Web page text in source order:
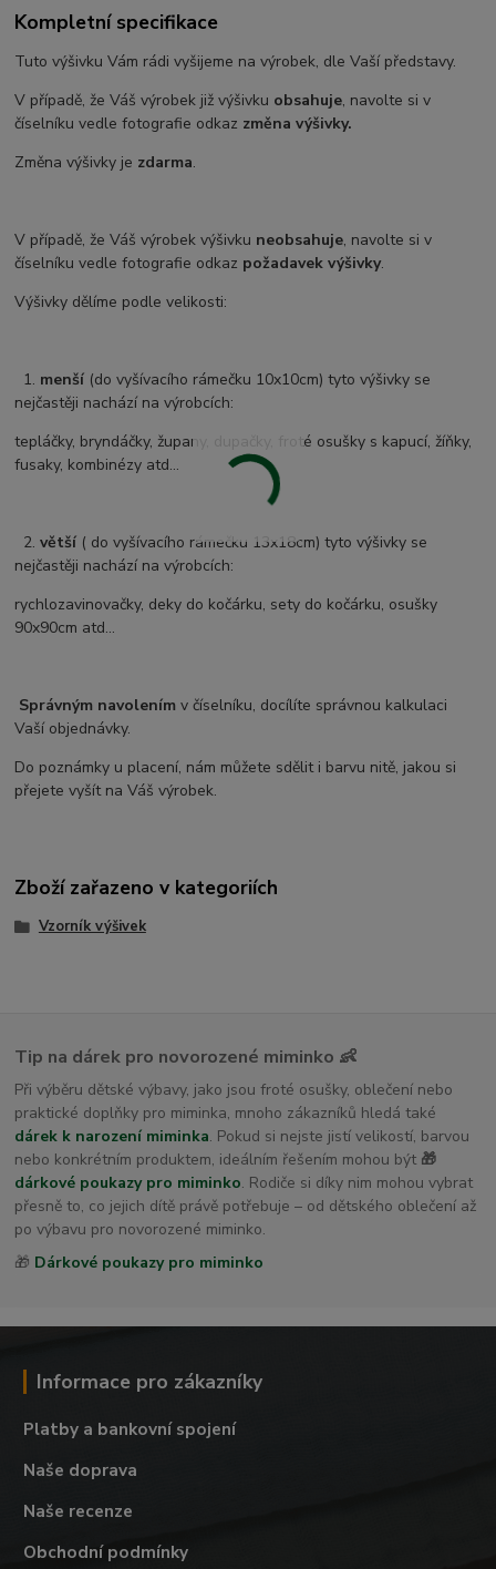
Kompletní specifikace
Tuto výšivku Vám rádi vyšijeme na výrobek, dle Vaší představy.
V případě, že Váš výrobek již výšivku obsahuje, navolte si v
číselníku vedle fotografie odkaz změna výšivky.
Změna výšivky je zdarma.
V případě, že Váš výrobek výšivku neobsahuje, navolte si v
číselníku vedle fotografie odkaz požadavek výšivky.
Výšivky dělíme podle velikosti:
1. menší (do vyšívacího rámečku 10x10cm) tyto výšivky se
nejčastěji nachází na výrobcích:
tepláčky, bryndáčky, župany, dupačky, froté osušky s kapucí, žíňky,
fusaky, kombinézy atd...
2.větší ( do vyšívacího rámečku 13x18cm) tyto výšivky se
nejčastěji nachází na výrobcích:
rychlozavinovačky, deky do kočárku, sety do kočárku, osušky
90x90cm atd...
Správným navolením v číselníku, docílíte správnou kalkulaci
Vaší objednávky.
Do poznámky u placení, nám můžete sdělit i barvu nitě, jakou si
přejete vyšít na Váš výrobek.
Zboží zařazeno v kategoriích
Vzorník výšivek
Tip na dárek pro novorozené miminko 👶
Při výběru dětské výbavy, jako jsou froté osušky, oblečení nebo
praktické doplňky pro miminka, mnoho zákazníků hledá také
dárek k narození miminka. Pokud si nejste jistí velikostí, barvou
nebo konkrétním produktem, ideálním řešením mohou být 🎁
dárkové poukazy pro miminko. Rodiče si díky nim mohou vybrat
přesně to, co jejich dítě právě potřebuje – od dětského oblečení až
po výbavu pro novorozené miminko.
🎁 Dárkové poukazy pro miminko
Informace pro zákazníky
Platby a bankovní spojení
Naše doprava
Naše recenze
Obchodní podmínky